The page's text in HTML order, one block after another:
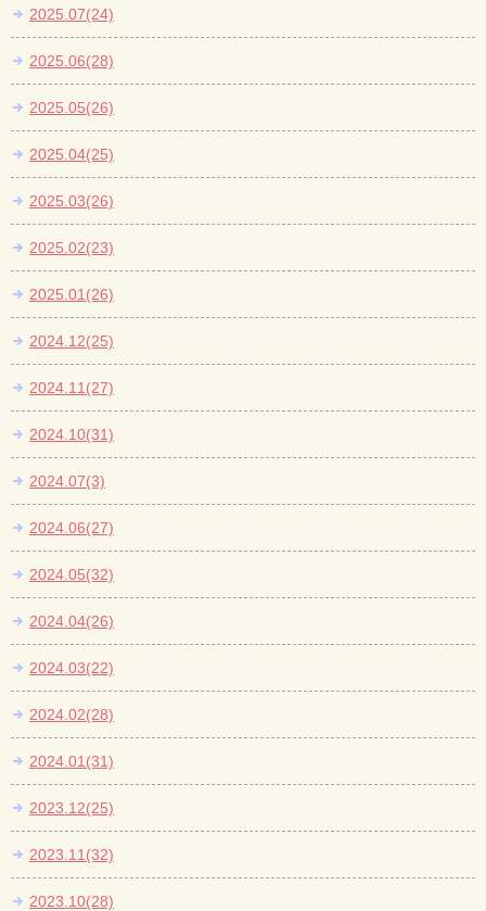
2025.07(24)
2025.06(28)
2025.05(26)
2025.04(25)
2025.03(26)
2025.02(23)
2025.01(26)
2024.12(25)
2024.11(27)
2024.10(31)
2024.07(3)
2024.06(27)
2024.05(32)
2024.04(26)
2024.03(22)
2024.02(28)
2024.01(31)
2023.12(25)
2023.11(32)
2023.10(28)